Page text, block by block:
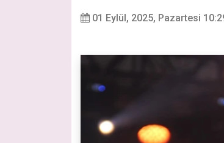
01 Eylül, 2025, Pazartesi